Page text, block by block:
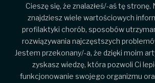
Cieszę się, że znalazłeś/-aś tę stronę.
znajdziesz wiele wartościowych
profilaktyki chorób, sposobów
rozwiązywania najczęstszych
Jestem przekonany/-a, że dzięki moim
zyskasz wiedzę, która pozwoli Ci
funkcjonowanie swojego organizmu